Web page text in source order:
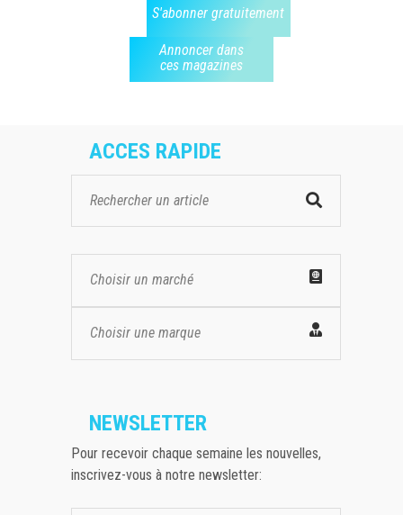
S'abonner gratuitement
Annoncer dans
ces magazines
ACCES RAPIDE
Choisir un marché
Choisir une marque
NEWSLETTER
Pour recevoir chaque semaine les nouvelles,
inscrivez-vous à notre newsletter: